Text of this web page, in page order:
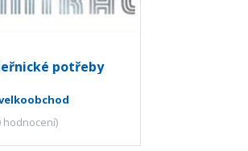
potřeby
hodnocení)